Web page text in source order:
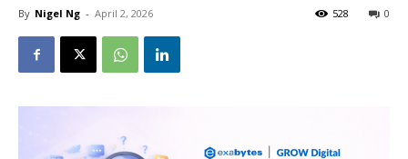
By Nigel Ng - April 2, 2026 0
528